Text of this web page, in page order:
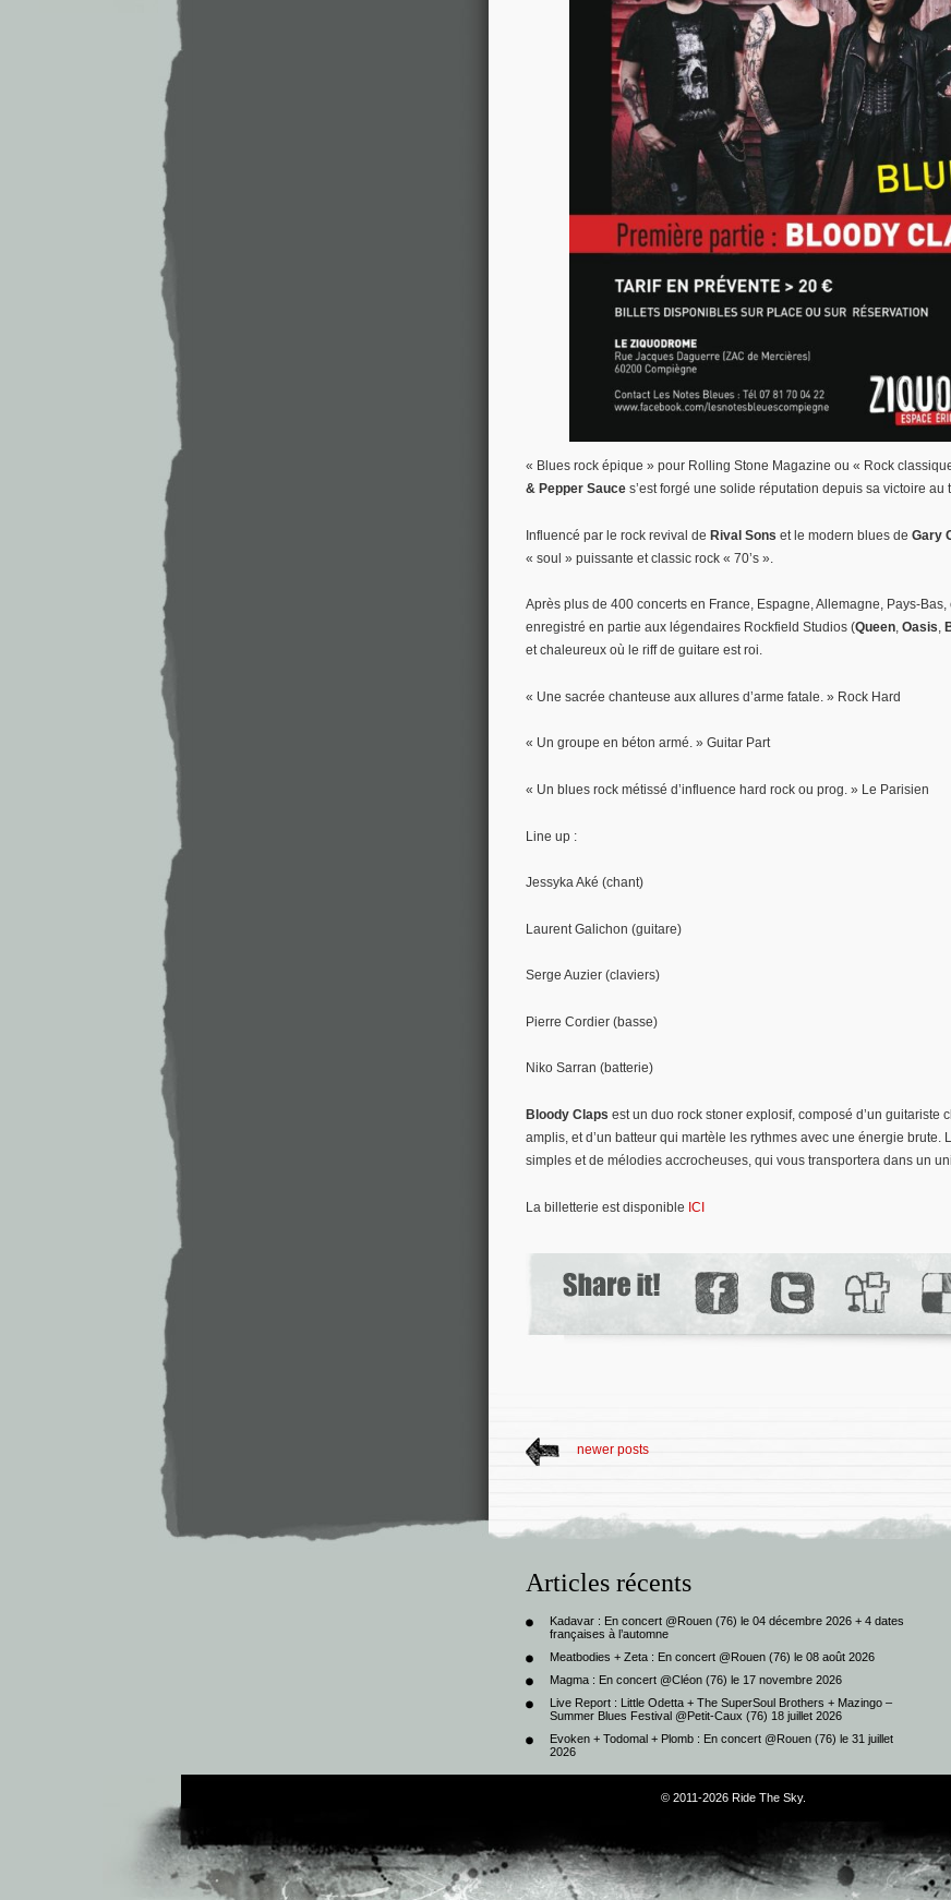
« Blues rock épique » pour Rolling Stone Magazine ou « Rock
& Pepper Sauce s’est forgé une solide réputation depuis sa victoire
Influencé par le rock revival de Rival Sons et le modern blues de Gary
« soul » puissante et classic rock « 70’s ».
Après plus de 400 concerts en France, Espagne, Allemagne, Pays-
enregistré en partie aux légendaires Rockfield Studios (Queen, Oasis,
et chaleureux où le riff de guitare est roi.
« Une sacrée chanteuse aux allures d’arme fatale. » Rock Hard
« Un groupe en béton armé. » Guitar Part
« Un blues rock métissé d’influence hard rock ou prog. » Le Parisien
Line up :
Jessyka Aké (chant)
Laurent Galichon (guitare)
Serge Auzier (claviers)
Pierre Cordier (basse)
Niko Sarran (batterie)
Bloody Claps est un duo rock stoner explosif, composé d’un guitariste
amplis, et d’un batteur qui martèle les rythmes avec une énergie
simples et de mélodies accrocheuses, qui vous transportera dans un
La billetterie est disponible ICI
newer posts
Articles récents
Kadavar : En concert @Rouen (76) le 04 décembre 2026 + 4 dates
françaises à l’automne
Meatbodies + Zeta : En concert @Rouen (76) le 08 août 2026
Magma : En concert @Cléon (76) le 17 novembre 2026
Live Report : Little Odetta + The SuperSoul Brothers + Mazingo –
Summer Blues Festival @Petit-Caux (76) 18 juillet 2026
Evoken + Todomal + Plomb : En concert @Rouen (76) le 31 juillet
2026
© 2011-2026 Ride The Sky.